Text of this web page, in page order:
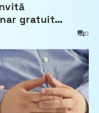
gratuit
pe bunurile
0